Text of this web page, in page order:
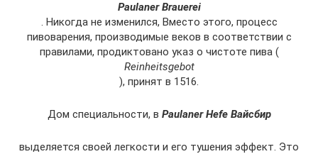
Paulaner Brauerei
. Никогда не изменился, Вместо этого, процесс
пивоварения, производимые веков в соответствии с
правилами, продиктовано указ о чистоте пива (
Reinheitsgebot
), принят в 1516.
Дом специальности, в Paulaner Hefe Вайсбир
выделяется своей легкости и его тушения эффект. Это